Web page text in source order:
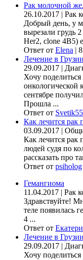
Рак молочной
26.10.2017 | Рак
Добрый день, у
вырезали грудь
Her2, clone 4B5)
Ответ от Elena |
Лечение в Грузии
29.09.2017 |
Хочу
сентябре
Прошла ...
Ответ от
Как лечится рак
03.09.2017 |
Как лечится рак
людей судя по
рассказать про
Ответ от psiholog
Гемангиома
11.04.2017 | Рак
Здравствуйте!
теле появилась
4 ...
Ответ от
Лечение в Грузии
29.09.2017 |
Хочу